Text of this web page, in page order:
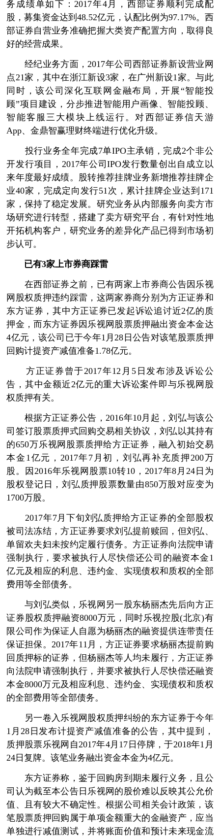
务成绩单如下：2017年4月，西部证券顺利完成配
股，募集资金达到48.52亿元，认配比例为97.17%。西
部证券自营业务准确把握大类资产配置方向，取得良
好的经营成果。
经纪业务方面，2017年公司西部证券新设营业网
点21家，其中在浙江新设3家，在广州新设1家。与此
同时，该公司深化互联网金融布局，开展“智能投
顾”项目建设，分步推进智能用户画像、智能投顾、
智能客服三大模块上线运行。对西部证券信天游
App、金鼎智赢理财终端进行优化升级。
投行业务全年完成7单IPO主承销，完成2个非公
开发行项目，2017年公司IPO发行数量创出自成立以
来年度最好成绩。股转推荐挂牌业务新增推荐挂牌企
业40家，完成定向发行51次，累计挂牌企业达到171
家，保持了稳定发展。研究业务从内部服务向卖方市
场研究进行转型，搭建了卖方研究平台，有针对性地
开拓机构客户，研究业务的差异化产品已得到市场初
步认可。
已有3家上市券商踩雷
在西部证券之前，已有两家上市券商公告因乐视
网股权质押违约踩雷，这两家券商分别为方正证券和
东方证券，其中方正证券已发起诉讼追讨近2亿的质
押金，而东方证券因乐视网股票质押融出资金本金达
4亿元，该公司已于今年1月28日公告对该笔股票质押
回购计提资产减值准备1.78亿元。
方正证券曾于2017年12月5日发布涉及诉讼公
告，其中金额近2亿元的重大诉讼案件即与乐视网股
权质押有关。
根据方正证券公告，2016年10月起，刘弘与该公
司签订股票质押式回购交易相关协议，刘弘以其持有
的650万乐视网股票质押给方正证券，融入初始交易
本金1亿元，2017年7月初，刘弘再补充质押200万
股。因2016年乐视网股票10转10，2017年8月24日为
股权登记日，刘弘质押股票数量由850万股对应变为
1700万股。
2017年7月下旬刘弘质押给方正证券的全部股权
被司法冻结，方正证券要求刘弘提前赎回，但刘弘、
单留欢夫妇未按约定履行债务。方正证券向法院申请
强制执行，要求被执行人尽快偿还公司的融资本金1
亿元及相应的利息、违约金、实现债权和质权的全部
费用等全部债务。
与刘弘类似，乐视网另一股东杨丽杰先后向方正
证券股权质押融资8000万元，同时乐视控股(北京)有
限公司作为保证人自愿为杨丽杰的融资提供连带责任
保证担保。2017年11月，方正证券要求杨丽杰提前购
回质押标的证券，但杨丽杰等人均未履行，方正证券
向法院申请强制执行，并要求被执行人尽快偿还融资
本金8000万元及相应利息、违约金、实现债权和质权
的全部费用等全部债务。
另一卷入乐视网股权质押纠纷的东方证券于今年
1月28日发布计提资产减值准备的公告，其中提到，
质押股票乐视网自2017年4月17日停牌，于2018年1月
24日复牌。该笔业务融出资金本金为4亿元。
东方证券称，鉴于回购房到期未履行义务，且公
司认为截至本公告日乐视网的股价难以反映其公允价
值、且有较大不确定性。根据公司相关会计政策，该
笔股票质押回购属于单项金额重大的金融资产，应当
单独进行减值测试，并将账面价值和预计未来现金流